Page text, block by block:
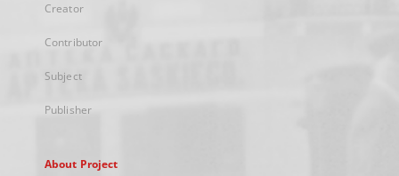
Creator
Contributor
Subject
Publisher
About Project